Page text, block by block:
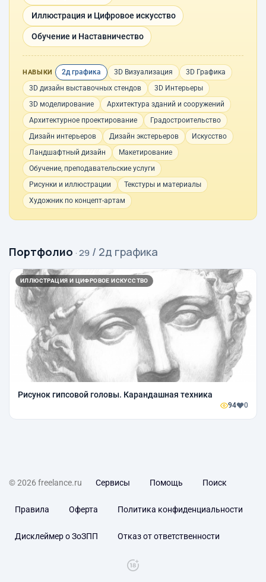
Иллюстрация и Цифровое искусство
Обучение и Наставничество
НАВЫКИ 2д графика 3D Визуализация
3D Графика
3D дизайн выставочных стендов
3D Интерьеры
3D моделирование
Архитектура зданий и сооружений
Архитектурное проектирование
Градостроительство
Дизайн интерьеров
Дизайн экстерьеров
Искусство
Ландшафтный дизайн
Макетирование
Обучение, преподавательские услуги
Рисунки и иллюстрации
Текстуры и материалы
Художник по концепт-артам
Портфолио · 29 / 2д графика
ИЛЛЮСТРАЦИЯ И ЦИФРОВОЕ ИСКУССТВО
Рисунок гипсовой головы. Карандашная техника
94 0
© 2026 freelance.ru Сервисы Помощь Поиск
Правила Оферта Политика конфиденциальности
Дисклеймер о ЗоЗПП Отказ от ответственности